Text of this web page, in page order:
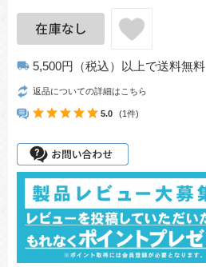
local_shipping 5,500円（税込）以上で送料無料
返品についての詳細はこちら
5.0 (1件)